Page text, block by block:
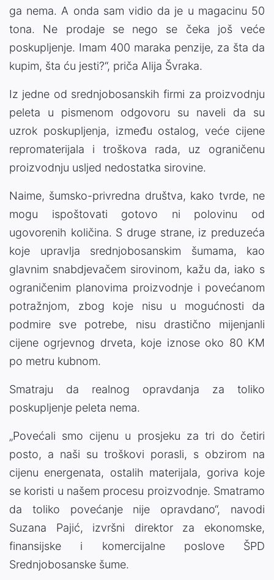
ga nema. A onda sam vidio da je u magacinu 50
tona. Ne prodaje se nego se čeka još veće
poskupljenje. Imam 400 maraka penzije, za šta da
kupim, šta ću jesti?“, priča Alija Švraka.
Iz jedne od srednjobosanskih firmi za proizvodnju
peleta u pismenom odgovoru su naveli da su
uzrok poskupljenja, između ostalog, veće cijene
repromaterijala i troškova rada, uz ograničenu
proizvodnju usljed nedostatka sirovine.
Naime, šumsko-privredna društva, kako tvrde, ne
mogu ispoštovati gotovo ni polovinu od
ugovorenih količina. S druge strane, iz preduzeća
koje upravlja srednjobosanskim šumama, kao
glavnim snabdjevačem sirovinom, kažu da, iako s
ograničenim planovima proizvodnje i povećanom
potražnjom, zbog koje nisu u mogućnosti da
podmire sve potrebe, nisu drastično mijenjanli
cijene ogrjevnog drveta, koje iznose oko 80 KM
po metru kubnom.
Smatraju da realnog opravdanja za toliko
poskupljenje peleta nema.
„Povećali smo cijenu u prosjeku za tri do četiri
posto, a naši su troškovi porasli, s obzirom na
cijenu energenata, ostalih materijala, goriva koje
se koristi u našem procesu proizvodnje. Smatramo
da toliko povećanje nije opravdano“, navodi
Suzana Pajić, izvršni direktor za ekonomske,
finansijske i komercijalne poslove ŠPD
Srednjobosanske šume.